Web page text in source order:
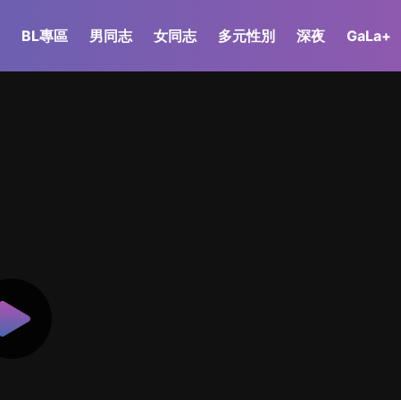
BL專區 男同志 女同志 多元性別 深夜 GaLa+